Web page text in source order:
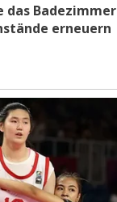
das Badezimmer
erneuern